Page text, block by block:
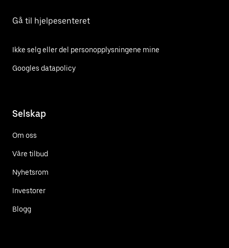
Gå til hjelpesenteret
Ikke selg eller del personopplysningene mine
Googles datapolicy
Selskap
Om oss
Våre tilbud
Nyhetsrom
Investorer
Blogg